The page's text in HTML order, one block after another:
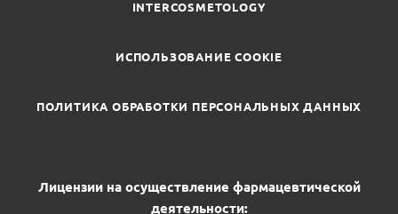
INTERCOSMETOLOGY
ИСПОЛЬЗОВАНИЕ COOKIE
ПОЛИТИКА ОБРАБОТКИ ПЕРСОНАЛЬНЫХ ДАННЫХ
Лицензии на осуществление фармацевтической
деятельности: